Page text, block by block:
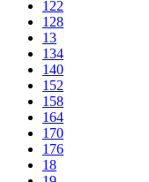
122
128
13
134
140
152
158
164
170
176
18